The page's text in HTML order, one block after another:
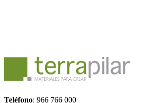
Teléfono: 966 766 000